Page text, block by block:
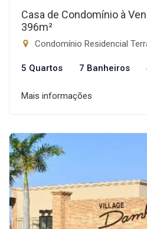
Casa de Condomínio à
396m²
Condomínio Residencial
5 Quartos 7 Banheiros
Mais informações